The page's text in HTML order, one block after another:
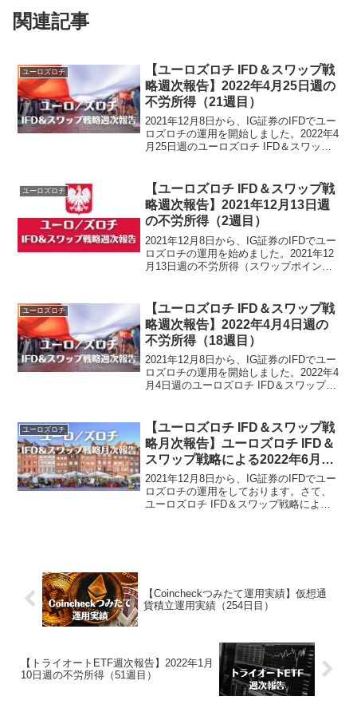
関連記事
ユーロズロチ
【ユーロズロチ IFD＆スワップ戦
略週次報告】2022年4月25日週の
不労所得（21週目）
2021年12月8日から、IG証券のIFDでユー
ロズロチの運用を開始しました。2022年4
月25日週のユーロズロチ IFD＆スワップ
目）・スワップ累計38,288...
ユーロズロチ
【ユーロズロチ IFD＆スワップ戦
略週次報告】2021年12月13日週
の不労所得（2週目）
2021年12月8日から、IG証券のIFDでユー
ロズロチの運用を始めました。2021年12
月13日週の不労所得（スワップポイン
503円です。ユーロズロチ運用実績（2...
ユーロズロチ
【ユーロズロチ IFD＆スワップ戦
略週次報告】2022年4月4日週の
不労所得（18週目）
2021年12月8日から、IG証券のIFDでユー
ロズロチの運用を開始しました。2022年4
月4日週のユーロズロチ IFD＆スワップ戦
目）・スワップ累計20,723円...
ユーロズロチ
【ユーロズロチ IFD＆スワップ戦
略月次報告】ユーロズロチ IFD＆
スワップ戦略による2022年6月の
不労所得
2021年12月8日から、IG証券のIFDでユー
ロズロチの運用をしております。さて、
ユーロズロチ IFD＆スワップ戦略による
【Coincheckつみたて運用実績】仮想通
貨積立運用実績（254日目）
【トライオートETF週次報告】2022年1月
10日週の不労所得（51週目）